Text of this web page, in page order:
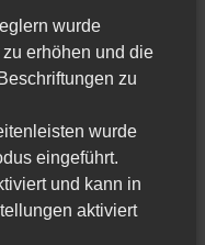
wurde
erhöhen und die
zu
wurde
eingeführt.
und kann in
aktiviert